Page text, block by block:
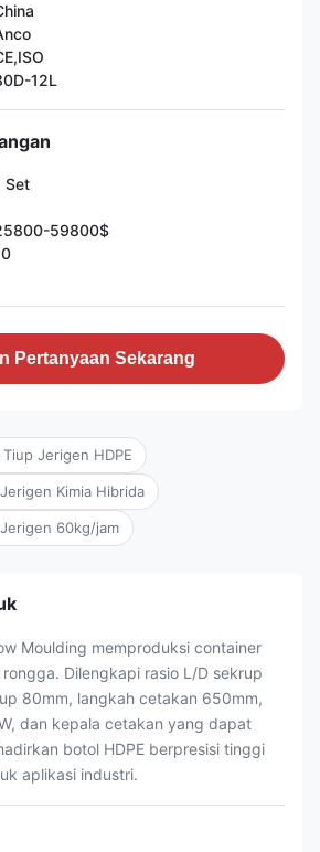
12L
Set
59800$
Pertanyaan Sekarang
Jerigen HDPE
Kimia Hibrida
60kg/jam
Moulding memproduksi container
Dilengkapi rasio L/D sekrup
80mm, langkah cetakan 650mm,
dan kepala cetakan yang dapat
botol HDPE berpresisi tinggi
aplikasi industri.